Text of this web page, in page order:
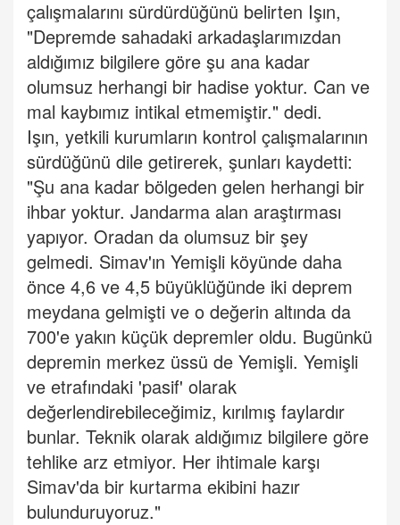
çalışmalarını sürdürdüğünü belirten Işın,
"Depremde sahadaki arkadaşlarımızdan
aldığımız bilgilere göre şu ana kadar
olumsuz herhangi bir hadise yoktur. Can ve
mal kaybımız intikal etmemiştir." dedi.
Işın, yetkili kurumların kontrol çalışmalarının
sürdüğünü dile getirerek, şunları kaydetti:
"Şu ana kadar bölgeden gelen herhangi bir
ihbar yoktur. Jandarma alan araştırması
yapıyor. Oradan da olumsuz bir şey
gelmedi. Simav'ın Yemişli köyünde daha
önce 4,6 ve 4,5 büyüklüğünde iki deprem
meydana gelmişti ve o değerin altında da
700'e yakın küçük depremler oldu. Bugünkü
depremin merkez üssü de Yemişli. Yemişli
ve etrafındaki 'pasif' olarak
değerlendirebileceğimiz, kırılmış faylardır
bunlar. Teknik olarak aldığımız bilgilere göre
tehlike arz etmiyor. Her ihtimale karşı
Simav'da bir kurtarma ekibini hazır
bulunduruyoruz."